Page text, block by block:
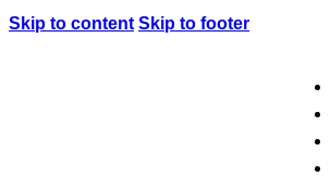
Skip to content Skip to footer